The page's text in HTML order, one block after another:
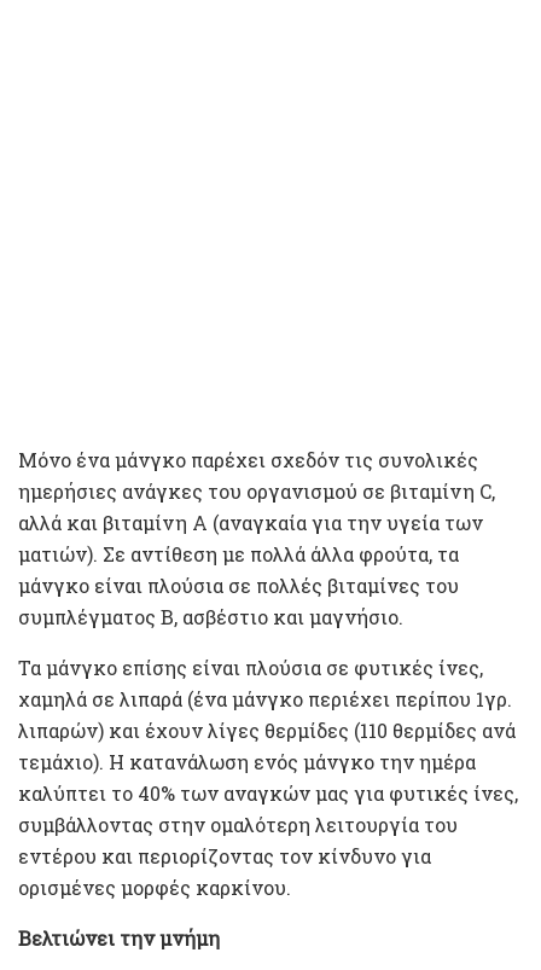
Μόνο ένα μάνγκο παρέχει σχεδόν τις συνολικές
ημερήσιες ανάγκες του οργανισμού σε βιταμίνη C,
αλλά και βιταμίνη Α (αναγκαία για την υγεία των
ματιών). Σε αντίθεση με πολλά άλλα φρούτα, τα
μάνγκο είναι πλούσια σε πολλές βιταμίνες του
συμπλέγματος Β, ασβέστιο και μαγνήσιο.
Τα μάνγκο επίσης είναι πλούσια σε φυτικές ίνες,
χαμηλά σε λιπαρά (ένα μάνγκο περιέχει περίπου 1γρ.
λιπαρών) και έχουν λίγες θερμίδες (110 θερμίδες ανά
τεμάχιο). Η κατανάλωση ενός μάνγκο την ημέρα
καλύπτει το 40% των αναγκών μας για φυτικές ίνες,
συμβάλλοντας στην ομαλότερη λειτουργία του
εντέρου και περιορίζοντας τον κίνδυνο για
ορισμένες μορφές καρκίνου.
Βελτιώνει την μνήμη